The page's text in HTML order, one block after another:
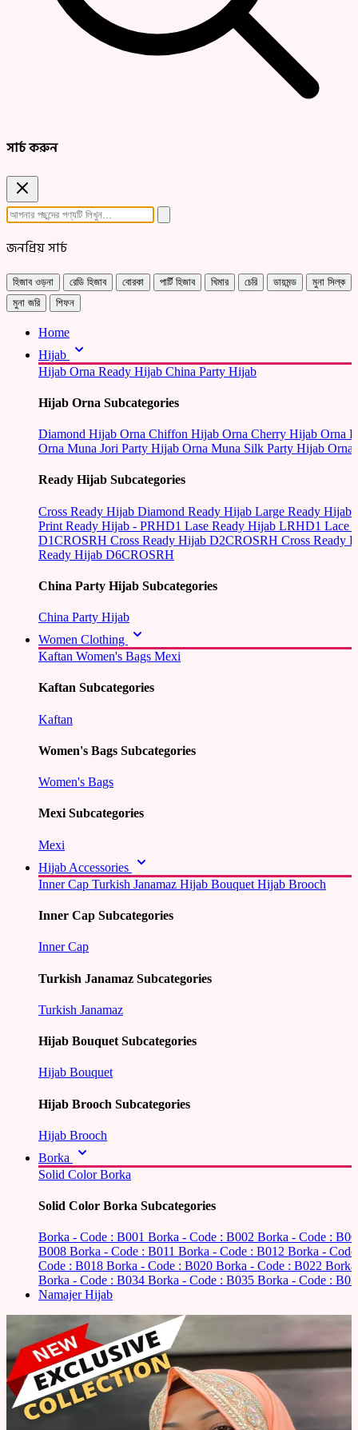
সার্চ করুন
জনপ্রিয় সার্চ
হিজাব ওড়না রেডি হিজাব বোরকা পার্টি হিজাব খিমার চেরি ডায়মন্ড
মুনা সিল্ক
মুনা জরি
শিফন
Home
Hijab
Hijab Orna Ready Hijab China Party Hijab
Hijab Orna Subcategories
Diamond Hijab Orna Chiffon Hijab Orna Cherry Hijab Orna
Orna Muna Jori Party Hijab Orna Muna Silk Party Hijab Orna
Ready Hijab Subcategories
Cross Ready Hijab Diamond Ready Hijab Large Ready Hijab
Print Ready Hijab - PRHD1 Lase Ready Hijab LRHD1 Lace
D1CROSRH Cross Ready Hijab D2CROSRH Cross Ready
Ready Hijab D6CROSRH
China Party Hijab Subcategories
China Party Hijab
Women Clothing
Kaftan Women's Bags Mexi
Kaftan Subcategories
Kaftan
Women's Bags Subcategories
Women's Bags
Mexi Subcategories
Mexi
Hijab Accessories
Inner Cap Turkish Janamaz Hijab Bouquet Hijab Brooch
Inner Cap Subcategories
Inner Cap
Turkish Janamaz Subcategories
Turkish Janamaz
Hijab Bouquet Subcategories
Hijab Bouquet
Hijab Brooch Subcategories
Hijab Brooch
Borka
Solid Color Borka
Solid Color Borka Subcategories
Borka - Code : B001 Borka - Code : B002 Borka - Code :
B008 Borka - Code : B011 Borka - Code : B012 Borka -
Code : B018 Borka - Code : B020 Borka - Code : B022
Borka - Code : B034 Borka - Code : B035 Borka - Code :
Namajer Hijab